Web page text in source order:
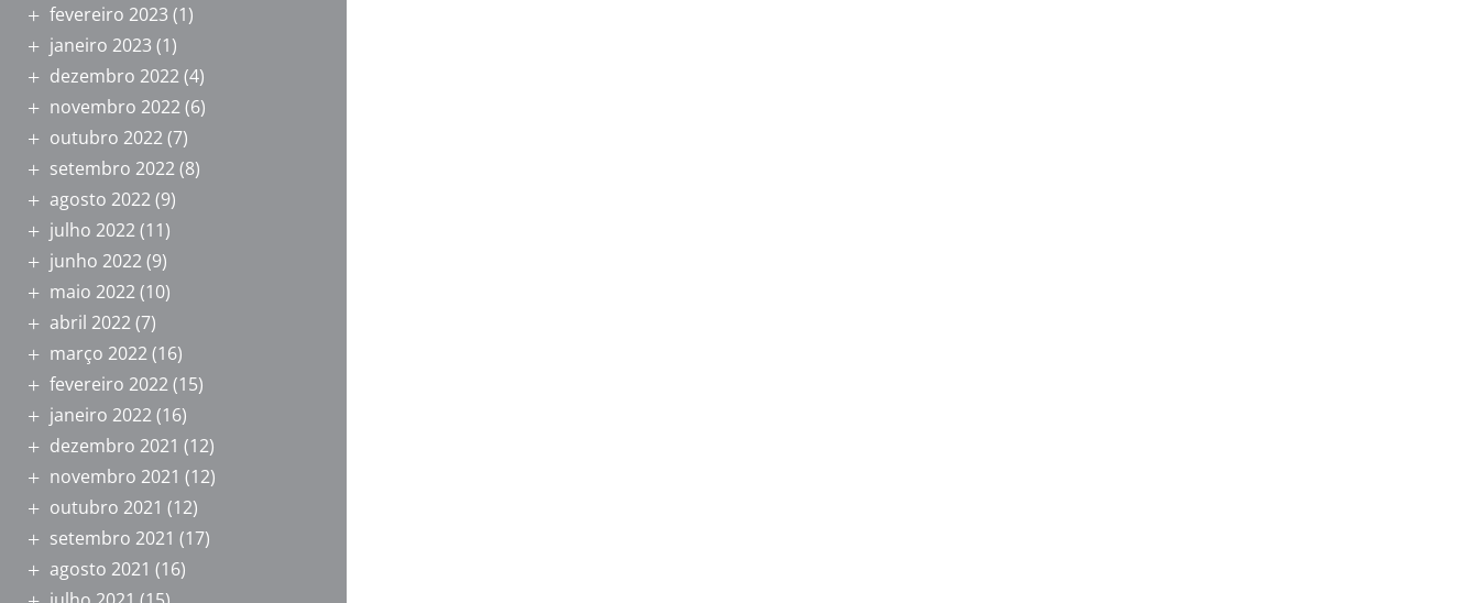
fevereiro 2023 (1)
janeiro 2023 (1)
dezembro 2022(4)
novembro 2022(6)
outubro 2022(7)
setembro 2022(8)
agosto 2022(9)
julho 2022(11)
junho 2022(9)
maio 2022(10)
abril 2022(7)
março 2022(16)
fevereiro 2022(15)
janeiro 2022(16)
dezembro 2021 (12)
novembro 2021 (12)
outubro 2021 (12)
setembro 2021 (17)
agosto 2021 (16)